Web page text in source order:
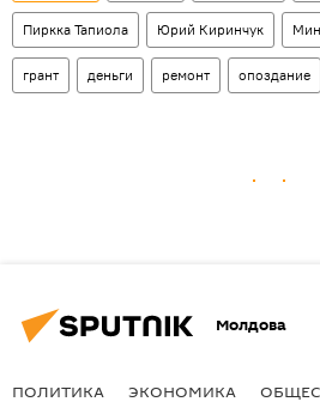
Пиркка Тапиола Юрий Киринчук
грант деньги ремонт опоздание
Молдова
ПОЛИТИКА ЭКОНОМИКА